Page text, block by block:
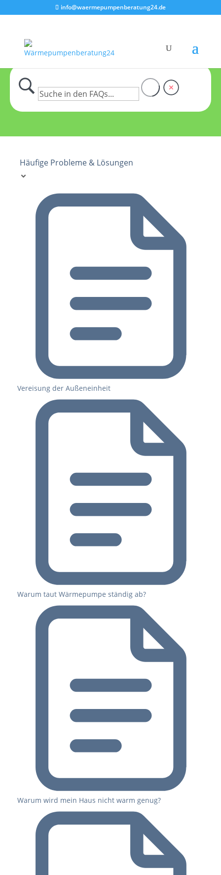
info@waermepumpenberatung24.de
Häufige Probleme & Lösungen
Vereisung der Außeneinheit
Warum taut Wärmepumpe ständig ab?
Warum wird mein Haus nicht warm genug?